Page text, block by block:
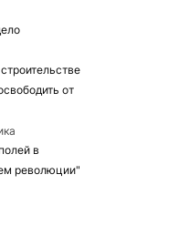
от
в
революции"